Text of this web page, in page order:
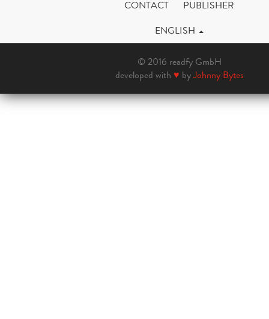
CONTACT
PUBLISHER
ENGLISH
© 2016 readfy GmbH
developed with ♥ byJohnny Bytes